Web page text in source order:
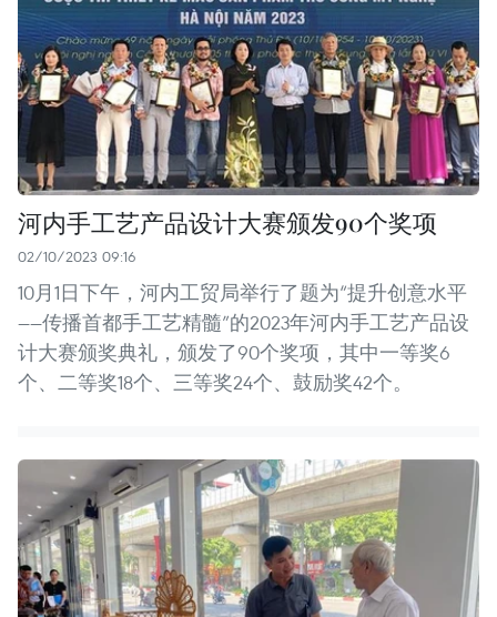
河内手工艺产品设计大赛颁发90个奖项
02/10/2023 09:16
10月1日下午，河内工贸局举行了题为“提升创意水平
——传播首都手工艺精髓”的2023年河内手工艺产品设
计大赛颁奖典礼，颁发了90个奖项，其中一等奖6
个、二等奖18个、三等奖24个、鼓励奖42个。